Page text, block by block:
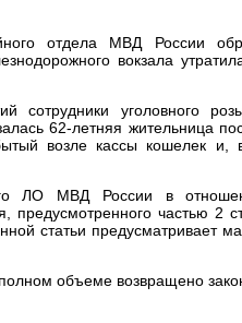
отдела МВД России
вокзала
сотрудники уголовного
62-летняя жительница
возле кассы кошелек и,
ЛО МВД России в
предусмотренного частью 2
статьи предусматривает
объеме возвращено